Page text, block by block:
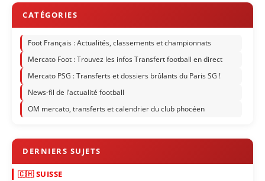
Foot Français : Actualités, classements et championnats
Mercato Foot : Trouvez les infos Transfert football en direct
Mercato PSG : Transferts et dossiers brûlants du Paris SG !
News-fil de l’actualité football
OM mercato, transferts et calendrier du club phocéen
🇨🇭 SUISSE